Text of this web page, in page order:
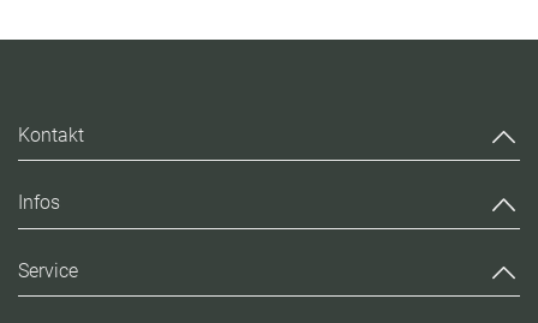
Kontakt
Infos
Service